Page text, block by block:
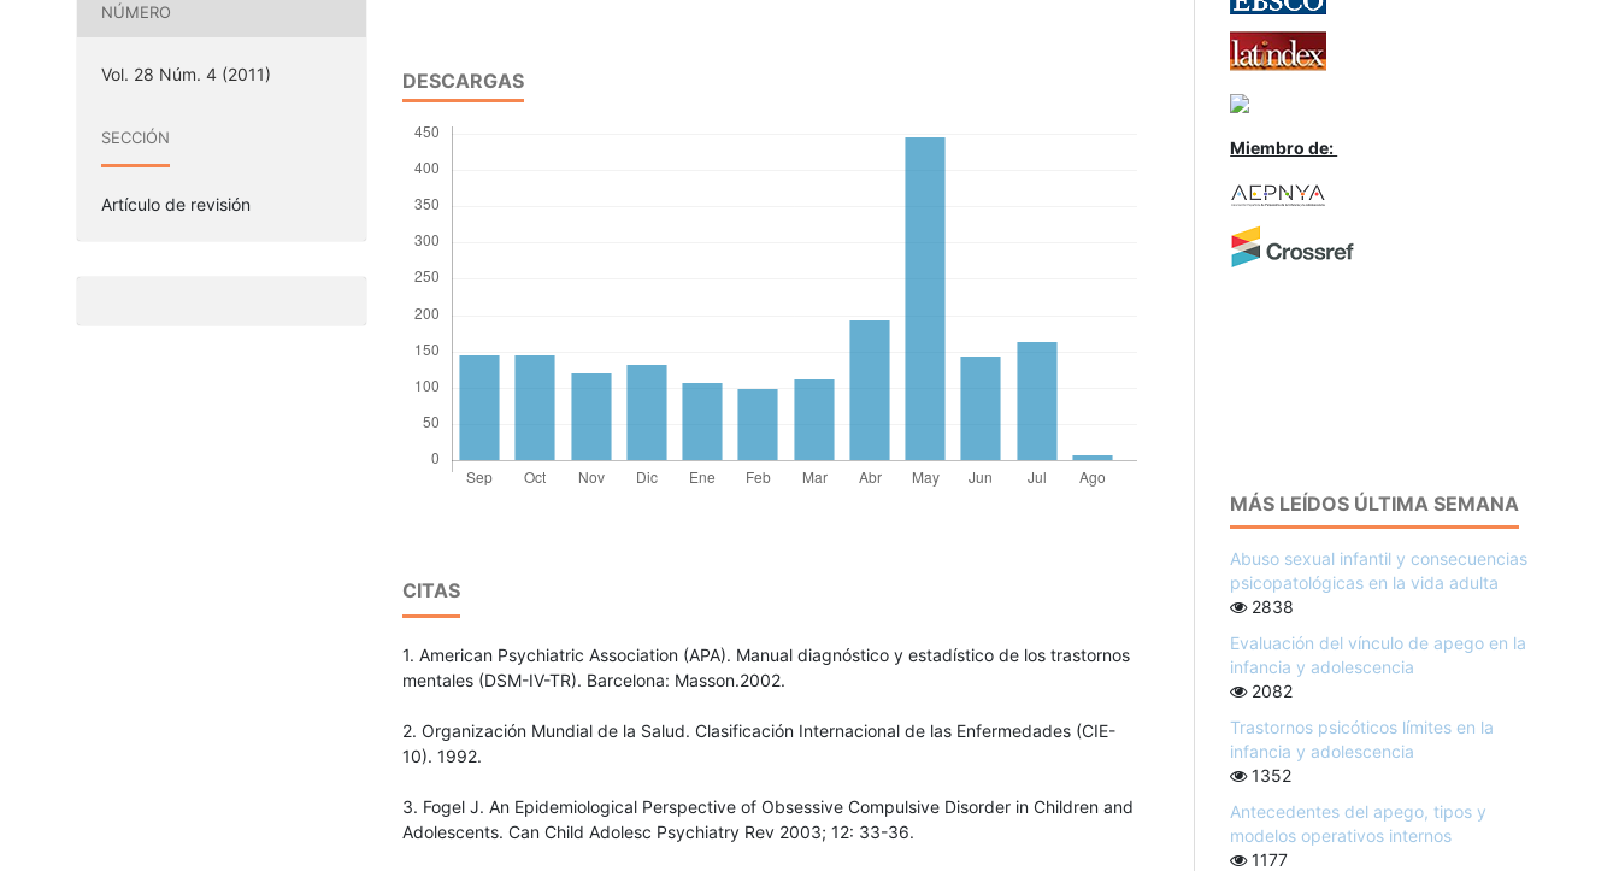
NÚMERO
Vol. 28 Núm. 4 (2011)
SECCIÓN
Artículo de revisión
DESCARGAS
CITAS
1. American Psychiatric Association (APA). Manual diagnóstico y estadístico de los trastornos
mentales (DSM-IV-TR). Barcelona: Masson.2002.
2. Organización Mundial de la Salud. Clasificación Internacional de las Enfermedades (CIE-
10). 1992.
3. Fogel J. An Epidemiological Perspective of Obsessive Compulsive Disorder in Children and
Adolescents. Can Child Adolesc Psychiatry Rev 2003; 12: 33-36.
Miembro de:
MÁS LEÍDOS ÚLTIMA SEMANA
Abuso sexual infantil y consecuencias
psicopatológicas en la vida adulta
2838
Evaluación del vínculo de apego en la
infancia y adolescencia
2082
Trastornos psicóticos límites en la
infancia y adolescencia
1352
Antecedentes del apego, tipos y
modelos operativos internos
1177